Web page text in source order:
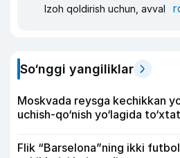
Izoh qoldirish uchun, avval
So‘nggi yangiliklar
Moskvada reysga kechikkan
uchish-qo‘nish yo‘lagida
Flik “Barselona”ning ikki